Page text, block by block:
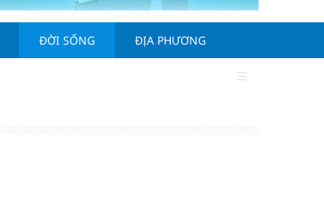
ĐỜI SỐNG ĐỊA PHƯƠNG